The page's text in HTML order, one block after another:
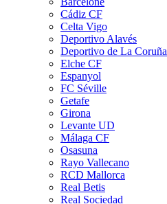
Cádiz CF
Celta Vigo
Deportivo Alavés
Deportivo de La Coruña
Elche CF
Espanyol
FC Séville
Getafe
Girona
Levante UD
Málaga CF
Osasuna
Rayo Vallecano
RCD Mallorca
Real Betis
Real Sociedad